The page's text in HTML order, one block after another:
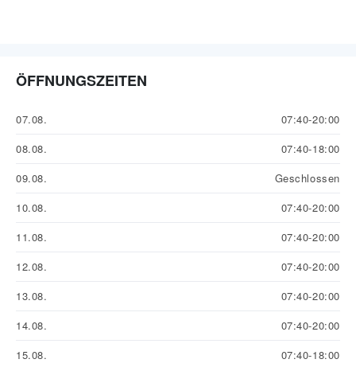
ÖFFNUNGSZEITEN
07.08.
07:40-20:00
08.08.
07:40-18:00
09.08.
Geschlossen
10.08.
07:40-20:00
11.08.
07:40-20:00
12.08.
07:40-20:00
13.08.
07:40-20:00
14.08.
07:40-20:00
15.08.
07:40-18:00